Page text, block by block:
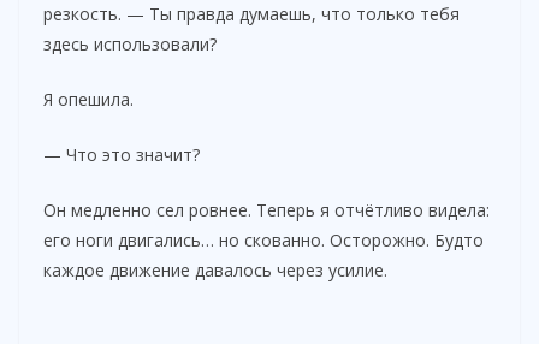
резкость. — Ты правда думаешь, что только тебя
здесь использовали?
Я опешила.
— Что это значит?
Он медленно сел ровнее. Теперь я отчётливо видела:
его ноги двигались… но скованно. Осторожно. Будто
каждое движение давалось через усилие.